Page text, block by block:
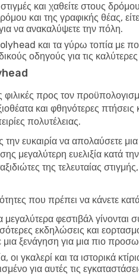
και χαθείτε στους
και της γραφικής θέας,
να ανακαλύψετε την πόλη.
και τα γύρω τοπία με
οδηγούς για τις
προς τον
και φθηνότερες
πολυτέλειας.
ευκαιρία να απολαύσετε
μεγαλύτερη ευελιξία κατά
της τελευταίας
που πρέπει να κάνετε
μεγαλύτερα φεστιβάλ
εκδηλώσεις και
ξενάγηση για μια πιο
οι γκαλερί και τα ιστορικά
για αυτές τις